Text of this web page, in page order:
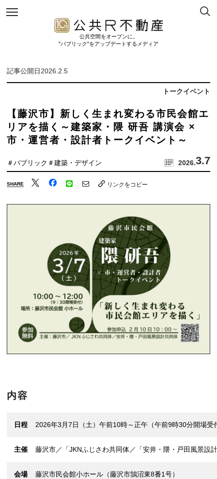
公共空間をオープンに。
"パブリック"をアップデートするメディア
記事公開日2026.2.5
トークイベント
【藤沢市】新しく生まれ変わる市民会館エ
リアを描く～建築家・隈 研吾 講演会 ×
市・運営者・設計者トークイベント～
2026.3.7
＃パブリック ＃建築・デザイン
SHARE リンクをコピー
内容
日程 2026年3月7日（土）午前10時～正午（午前9時30分開場受
主催 藤沢市／「JKNふじさわ共同体／「安井・隈・戸田風景設
会場 藤沢市民会館小ホール（藤沢市鵠沼東8番1号）